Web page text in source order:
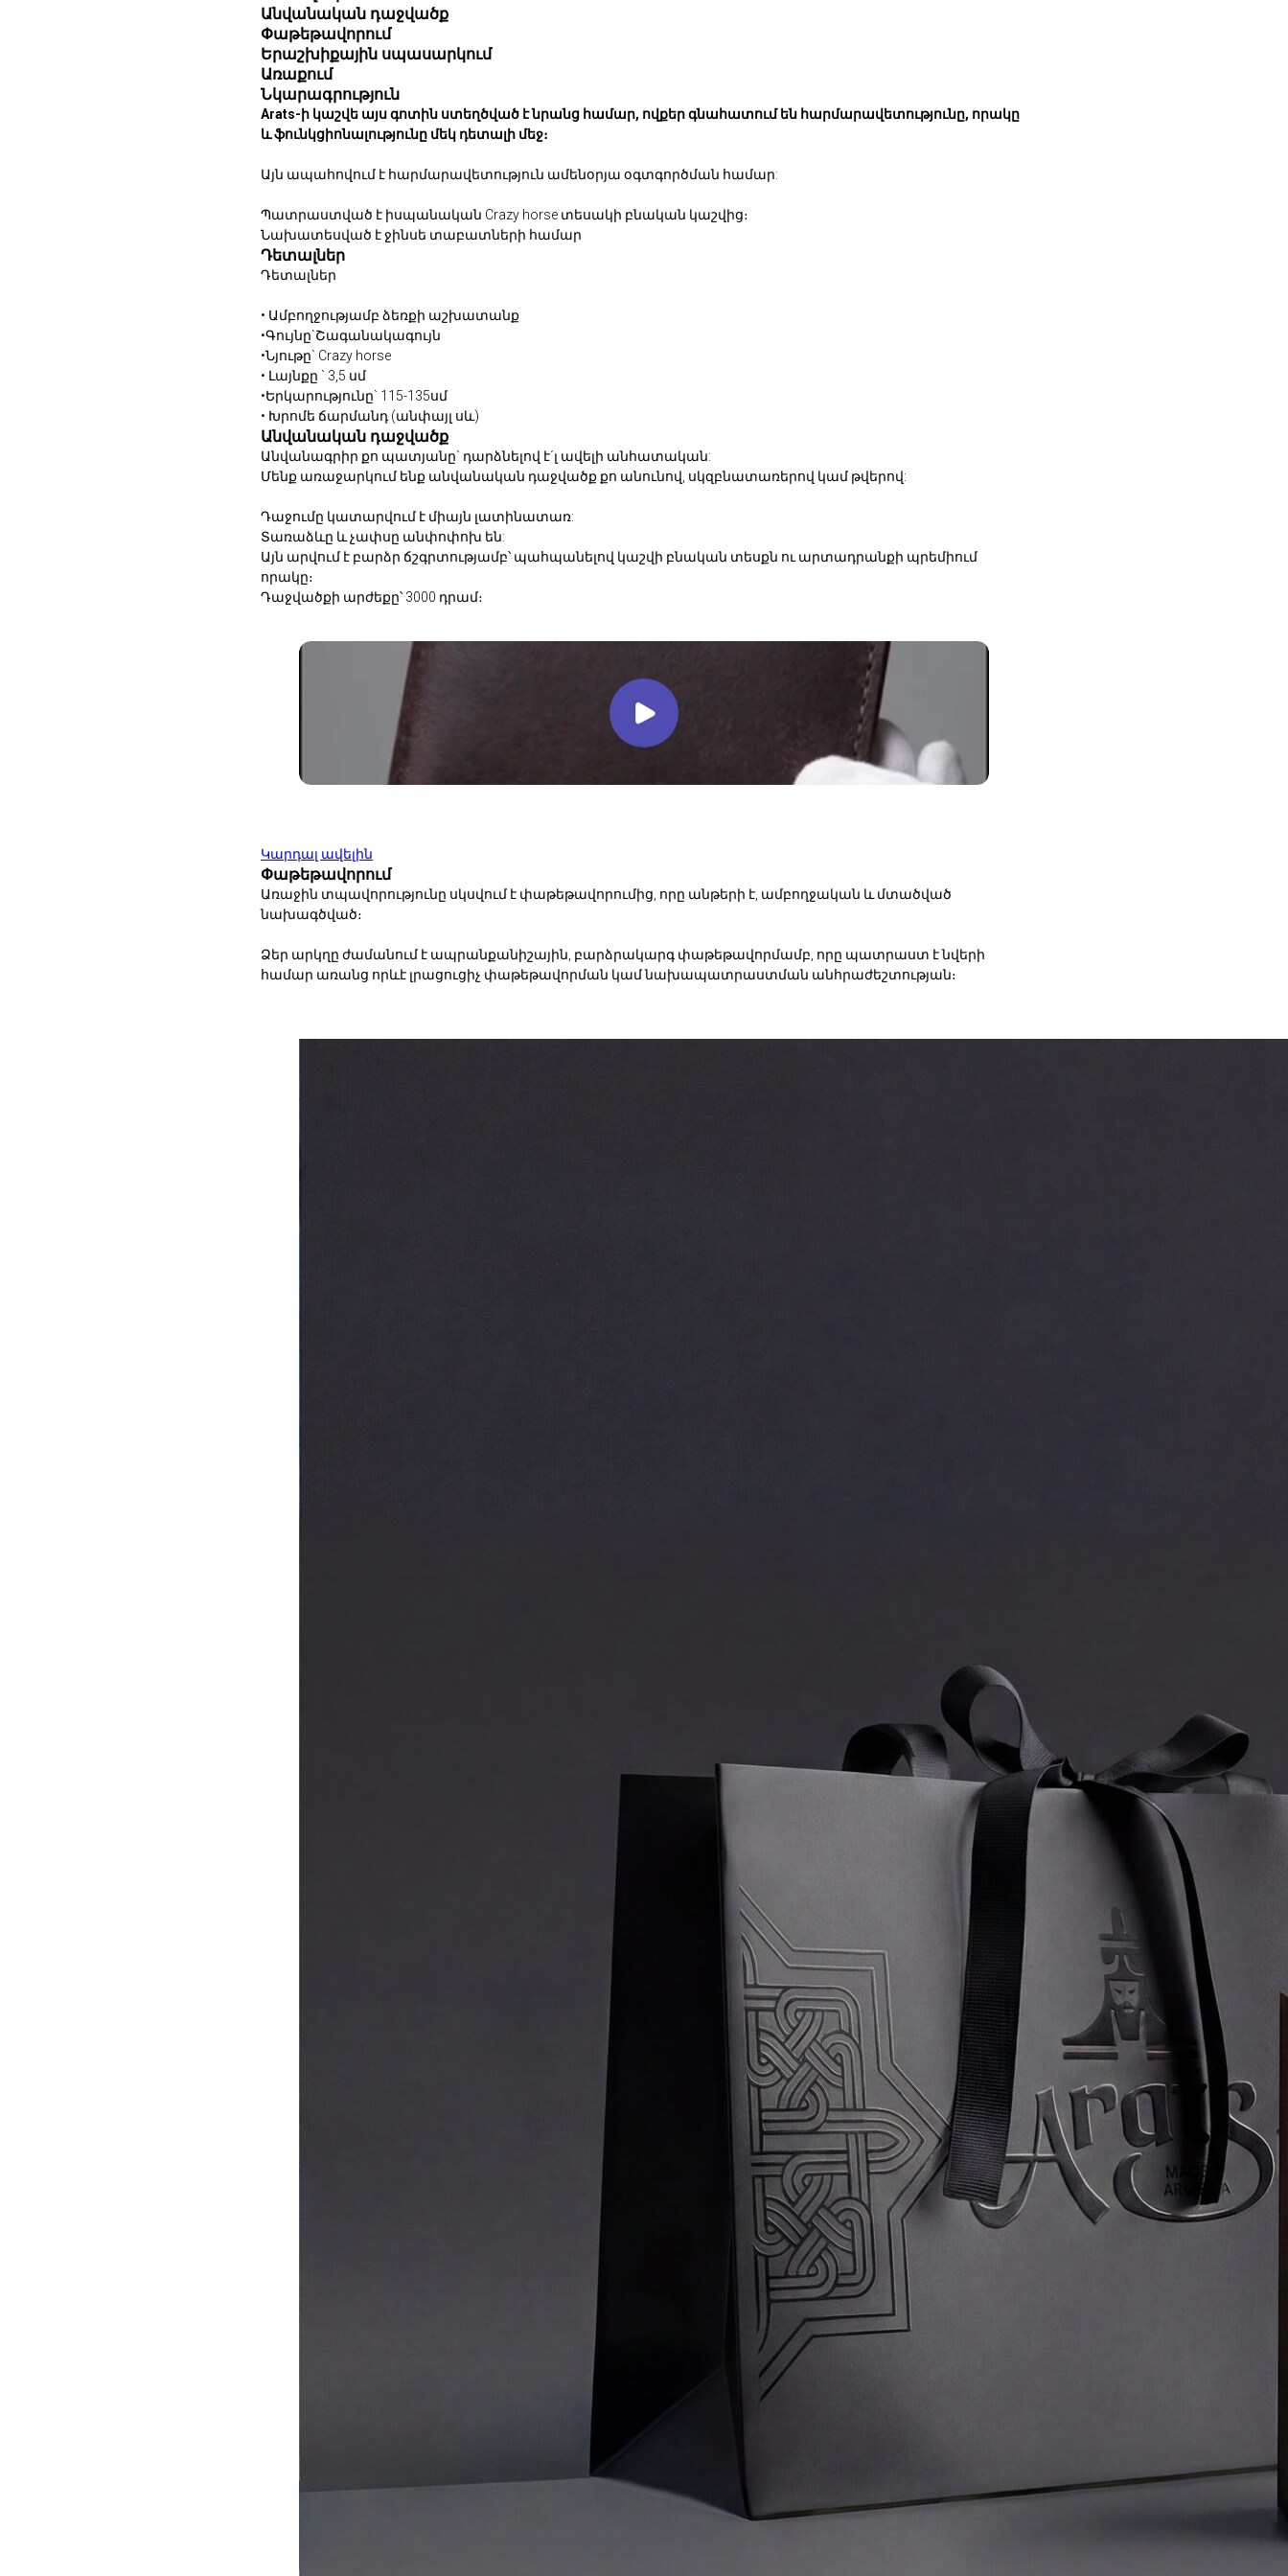
Անվանական դաջվածք
Փաթեթավորում
Երաշխիքային սպասարկում
Առաքում
Նկարագրություն
Arats-ի կաշվե այս գոտին ստեղծված է նրանց համար, ովքեր գնահատում են հարմարավետությունը, որակը
և ֆունկցիոնալությունը մեկ դետալի մեջ։
Այն ապահովում է հարմարավետություն ամենօրյա օգտգործման համար:
Պատրաստված է իսպանական Crazy horse տեսակի բնական կաշվից։
Նախատեսված է ջինսե տաբատների համար
Դետալներ
Դետալներ
• Ամբողջությամբ ձեռքի աշխատանք
•Գույնը`Շագանակագույն
•Նյութը` Crazy horse
• Լայնքը ` 3,5 սմ
•Երկարությունը` 115-135սմ
• ⁠Խրոմե ճարմանդ (անփայլ սև)
Անվանական դաջվածք
Անվանագրիր քո պատյանը` դարձնելով է´լ ավելի անհատական:
Մենք առաջարկում ենք անվանական դաջվածք քո անունով, սկզբնատառերով կամ թվերով:
Դաջումը կատարվում է միայն լատինատառ:
Տառաձևը և չափսը անփոփոխ են:
Այն արվում է բարձր ճշգրտությամբ՝ պահպանելով կաշվի բնական տեսքն ու արտադրանքի պրեմիում
որակը։
Դաջվածքի արժեքը՝ 3000 դրամ։
Կարդալ ավելին
Փաթեթավորում
Առաջին տպավորությունը սկսվում է փաթեթավորումից, որը անթերի է, ամբողջական և մտածված
նախագծված։
Ձեր արկղը ժամանում է ապրանքանիշային, բարձրակարգ փաթեթավորմամբ, որը պատրաստ է նվերի
համար առանց որևէ լրացուցիչ փաթեթավորման կամ նախապատրաստման անհրաժեշտության։